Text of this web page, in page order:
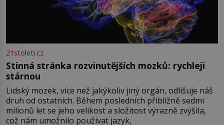
21stoleti.cz
Stinná stránka rozvinutějších mozků: rychleji
stárnou
Lidský mozek, více než jakýkoliv jiný orgán, odlišuje náš
druh od ostatních. Během posledních přibližně sedmi
milionů let se jeho velikost a složitost výrazně zvýšila,
což nám umožnilo používat jazyk,